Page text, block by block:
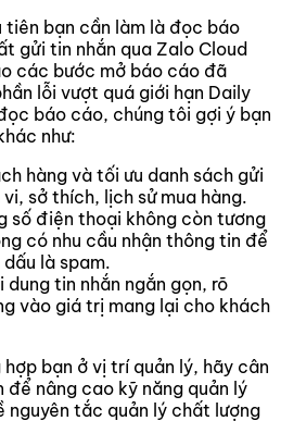
bạn cần làm là đọc báo
gửi tin nhắn qua Zalo Cloud
các bước mở báo cáo đã
lỗi vượt quá giới hạn Daily
báo cáo, chúng tôi gợi ý bạn
như:
hàng và tối ưu danh sách gửi
sở thích, lịch sử mua hàng.
số điện thoại không còn tương
có nhu cầu nhận thông tin để
là spam.
dung tin nhắn ngắn gọn, rõ
vào giá trị mang lại cho khách
bạn ở vị trí quản lý, hãy cân
để nâng cao kỹ năng quản lý
nguyên tắc quản lý chất lượng